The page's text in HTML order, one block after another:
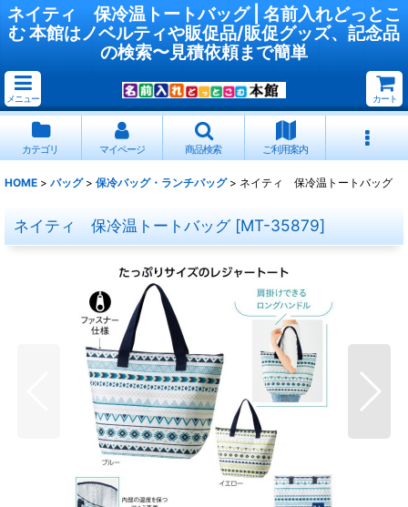
ネイティ 保冷温トートバッグ | 名前入れどっとこ
む 本館はノベルティや販促品/販促グッズ、記念品
の検索〜見積依頼まで簡単
メニュー カート
カテゴリ マイページ 商品検索 ご利用案内
HOME > バッグ > 保冷バッグ・ランチバッグ > ネイティ 保冷温トートバッグ
ネイティ 保冷温トートバッグ [MT-35879]